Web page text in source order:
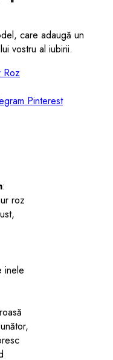
care adaugă un
vostru al iubirii.
Roz
Pinterest
:
roz
inele